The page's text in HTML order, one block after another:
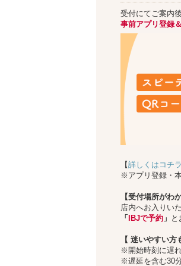
受付にてご案内
事前アプリ登録
【詳しくはコチ
※アプリ登録・
【受付場所がわ
店内へお入りい
「
IBJで予約 」 と
【 迷いやすい方
※開始時刻に遅
※遅延を含む30